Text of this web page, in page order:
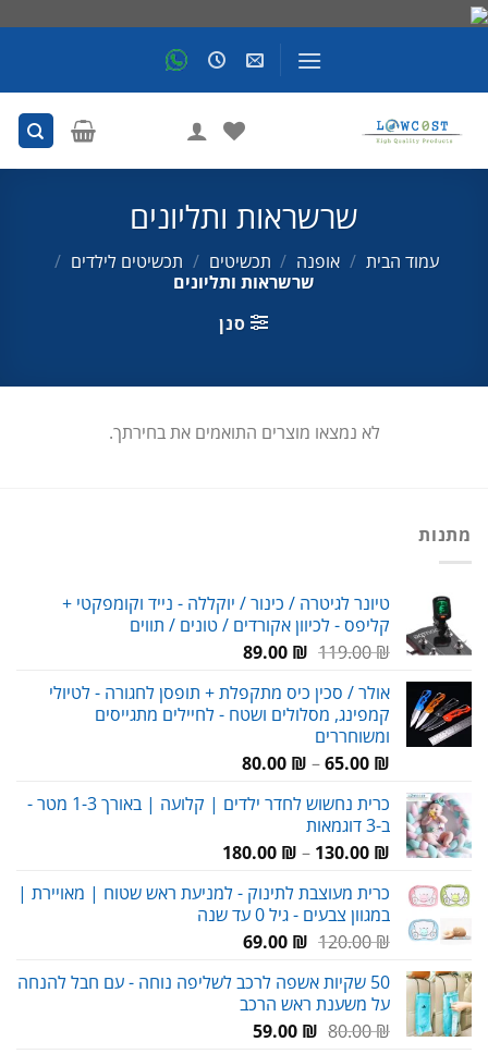
שרשראות ותליונים
עמוד הבית / אופנה / תכשיטים / תכשיטים לילדים /
שרשראות ותליונים
סנן
לא נמצאו מוצרים התואמים את בחירתך.
מתנות
טיונר לגיטרה / כינור / יוקללה - נייד וקומפקטי +
קליפס - לכיוון אקורדים / טונים / תווים
119.00₪
המחיר
היה:
119.00 ₪.
89.00 ₪
המחיר
הוא:
89.00 ₪.
אולר / סכין כיס מתקפלת + תופסן לחגורה - לטיולי
קמפינג, מסלולים ושטח - לחיילים מתגייסים
ומשוחררים
65.00 ₪
–
80.00 ₪
טווח
כרית נחשוש לחדר ילדים | קלועה | באורך 1-3 מטר -
ב-3 דוגמאות
130.00 ₪
–
180.00 ₪
עד
כרית מעוצבת לתינוק - למניעת ראש שטוח | מאויירת |
במגוון צבעים - גיל 0 עד שנה
120.00₪
המחיר
היה:
120.00 ₪.
69.00 ₪
המחיר
הוא:
69.00 ₪.
50 שקיות אשפה לרכב לשליפה נוחה - עם חבל להנחה
על משענת ראש הרכב
80.00₪
המחיר59.00 ₪
המחיר